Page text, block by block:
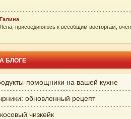
Галина
Лена, присоединяюсь к всеобщим восторгам,
БЛОГЕ
помощники на вашей кухне
обновленный рецепт
чизкейк